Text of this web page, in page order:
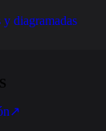
y diagramadas
↗